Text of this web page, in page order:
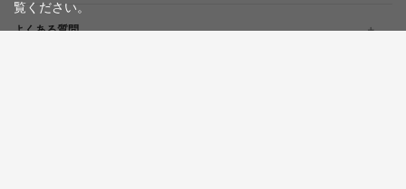
よくある質問
覧ください。